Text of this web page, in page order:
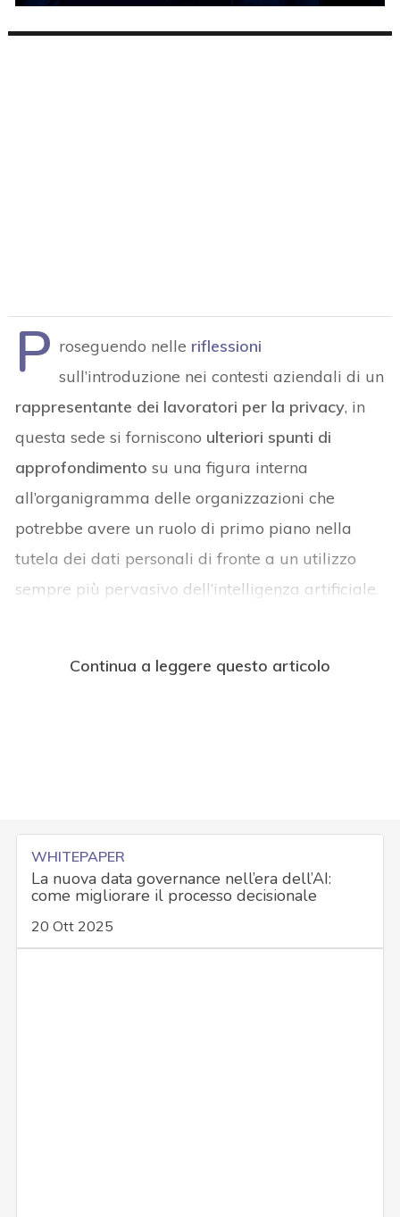
P roseguendo nelle riflessioni
sull’introduzione nei contesti aziendali di un
rappresentante dei lavoratori per la privacy, in
questa sede si forniscono ulteriori spunti di
approfondimento su una figura interna
all’organigramma delle organizzazioni che
potrebbe avere un ruolo di primo piano nella
tutela dei dati personali di fronte a un utilizzo
sempre più pervasivo dell’intelligenza artificiale.
Continua a leggere questo articolo
WHITEPAPER
La nuova data governance nell’era dell’AI:
come migliorare il processo decisionale
20 Ott 2025